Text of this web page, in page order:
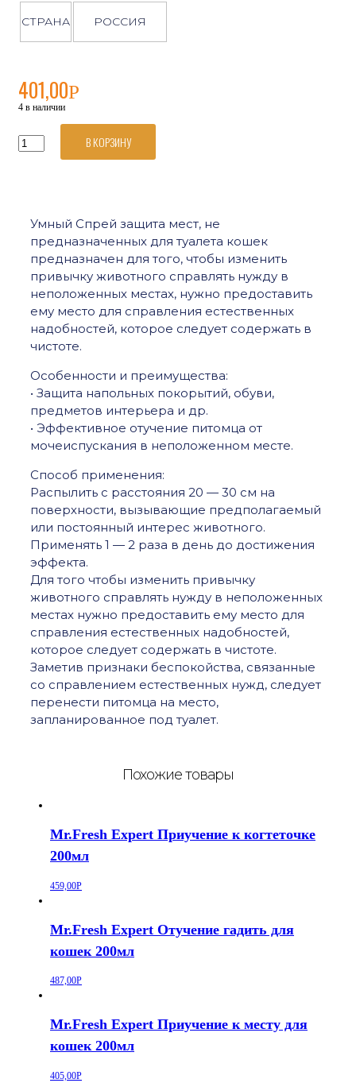
СТРАНА РОССИЯ
401,00Р
4 в наличии
Количество
товара
предназначенных
для
кошек
(антигадин)
200мл
В КОРЗИНУ
Умный Спрей защита мест, не
предназначенных для туалета кошек
предназначен для того, чтобы изменить
привычку животного справлять нужду в
неположенных местах, нужно предоставить
ему место для справления естественных
надобностей, которое следует содержать в
чистоте.
Особенности и преимущества:
• Защита напольных покорытий, обуви,
предметов интерьера и др.
• Эффективное отучение питомца от
мочеиспускания в неположенном месте.
Способ применения:
Распылить с расстояния 20 — 30 см на
поверхности, вызывающие предполагаемый
или постоянный интерес животного.
Применять 1 — 2 раза в день до достижения
эффекта.
Для того чтобы изменить привычку
животного справлять нужду в неположенных
местах нужно предоставить ему место для
справления естественных надобностей,
которое следует содержать в чистоте.
Заметив признаки беспокойства, связанные
со справлением естественных нужд, следует
перенести питомца на место,
запланированное под туалет.
Похожие товары
Mr.Fresh Expert Приучение к когтеточке
200мл
459,00Р
Mr.Fresh Expert Отучение гадить для
кошек 200мл
487,00Р
Mr.Fresh Expert Приучение к месту для
кошек 200мл
405,00Р